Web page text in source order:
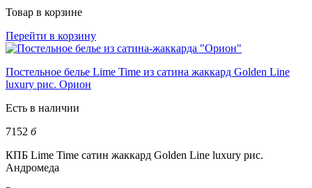
Товар в корзине
Перейти в корзину
Постельное белье Lime Time из сатина жаккард Golden Line
luxury рис. Орион
Есть в наличии
7152 б
КПБ Lime Time сатин жаккард Golden Line luxury рис.
Андромеда